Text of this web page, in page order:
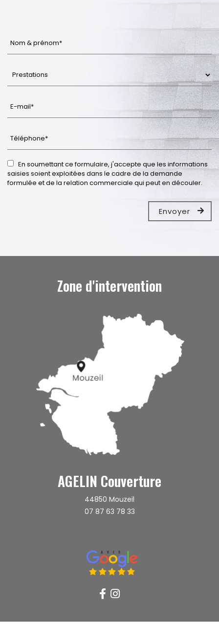
Zone d'intervention
AGELIN Couverture
44850 Mouzeil
07 87 63 78 33
En soumettant ce formulaire, j'accepte que les informations
saisies soient exploitées dans le cadre de la demande
formulée et de la relation commerciale qui peut en découler.